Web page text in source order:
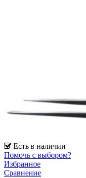
Есть в наличии
Помочь с выбором?
Избранное
Сравнение